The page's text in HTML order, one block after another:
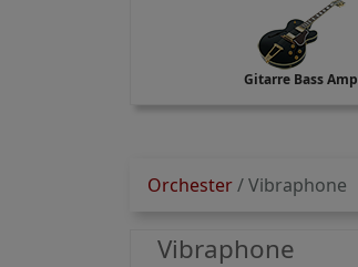
Gitarre Bass Amp
Orchester/Vibraphone
Vibraphone